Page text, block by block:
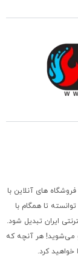
های آنلاین با
تا همگام با
ایران تبدیل شود.
می‌شوید! هر آنچه که
خواهید کرد.